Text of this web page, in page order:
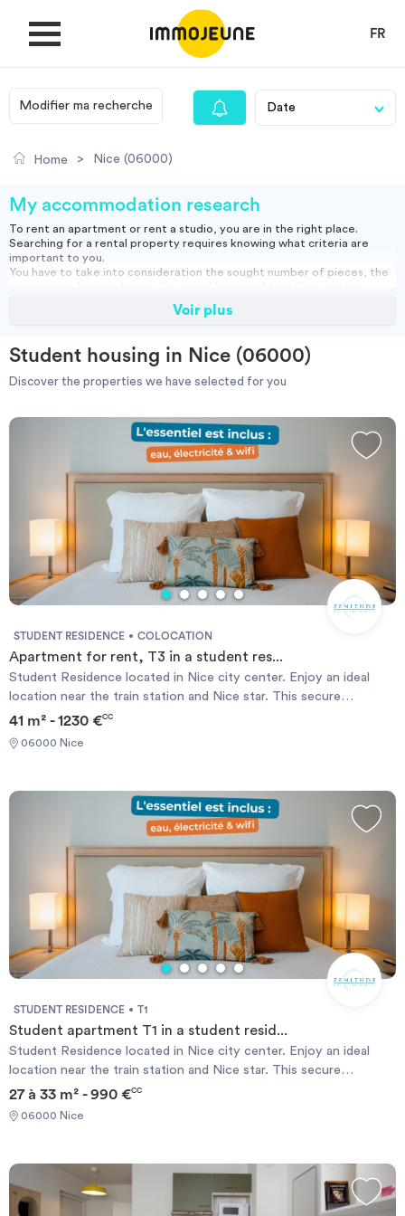
FR
MY ACCOUNT
Looking for a rent
Propose accommodation
Cities
Invest
Modifier ma recherche
Home > Nice (06000)
My accommodation research
To rent an apartment or rent a studio, you are in the right place.
Searching for a rental property requires knowing what criteria are
important to you.
You have to take into consideration the sought number of pieces, the
You can rent a furnished apartment, which will allow you to move in
Studio, empty or furnished, short or long term rental: find our housing
ads and do your search to find the right accommodation for you.
Voir plus
Student housing in Nice (06000)
Discover the properties we have selected for you
STUDENT RESIDENCE COLOCATION
Apartment for rent, T3 in a student res...
Student Residence located in Nice city center. Enjoy an ideal
location near the train station and Nice star. This secure
residence offers apartments from T1 to T2. The student
accommodation are furnished and equipped and all have bathroom
with toilet, kitchenette and office area. The type T1 apartments
41 m² - 1230 €CC
06000 Nice
STUDENT RESIDENCE T1
Student apartment T1 in a student resid...
Student Residence located in Nice city center. Enjoy an ideal
location near the train station and Nice star. This secure
residence offers apartments from T1 to T2. The student
accommodation are furnished and equipped and all have bathroom
with toilet, kitchenette and office area. The type T1 apartments
27 à 33 m² - 990 €CC
06000 Nice